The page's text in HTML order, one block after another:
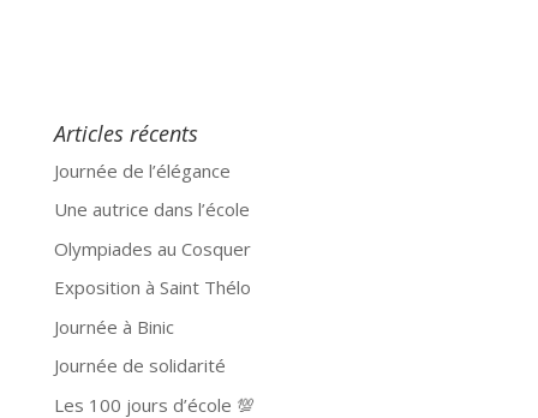
Articles récents
Journée de l’élégance
Une autrice dans l’école
Olympiades au Cosquer
Exposition à Saint Thélo
Journée à Binic
Journée de solidarité
Les 100 jours d’école 💯